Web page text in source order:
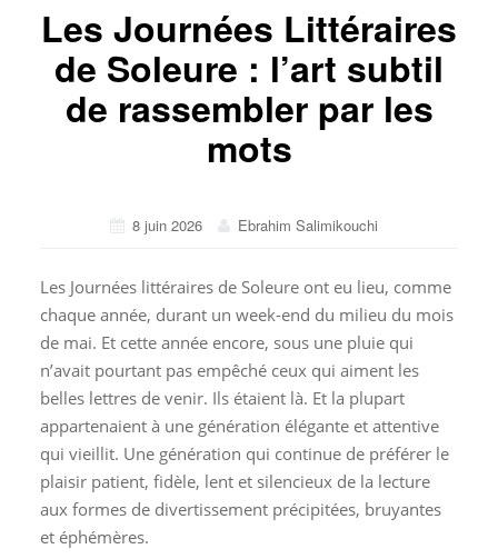
Les Journées Littéraires
de Soleure : l’art subtil
de rassembler par les
mots
8 juin 2026 Ebrahim Salimikouchi
Les Journées littéraires de Soleure ont eu lieu, comme
chaque année, durant un week-end du milieu du mois
de mai. Et cette année encore, sous une pluie qui
n’avait pourtant pas empêché ceux qui aiment les
belles lettres de venir. Ils étaient là. Et la plupart
appartenaient à une génération élégante et attentive
qui vieillit. Une génération qui continue de préférer le
plaisir patient, fidèle, lent et silencieux de la lecture
aux formes de divertissement précipitées, bruyantes
et éphémères.